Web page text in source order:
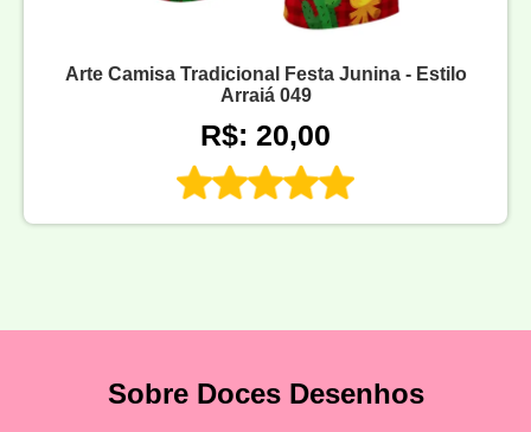
Arte Camisa Tradicional Festa Junina - Estilo
Arraiá 049
R$: 20,00
Sobre Doces Desenhos